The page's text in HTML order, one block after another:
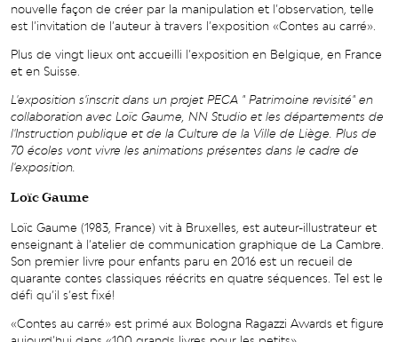
nouvelle façon de créer par la manipulation et l’observation, telle
est l’invitation de l’auteur à travers l’exposition «Contes au carré».
Plus de vingt lieux ont accueilli l’exposition en Belgique, en France
et en Suisse.
L'exposition s'inscrit dans un projet PECA " Patrimoine revisité" en
collaboration avec Loïc Gaume, NN Studio et les départements de
l'Instruction publique et de la Culture de la Ville de Liège. Plus de
70 écoles vont vivre les animations présentes dans le cadre de
l'exposition.
Loïc Gaume
Loïc Gaume (1983, France) vit à Bruxelles, est auteur-illustrateur et
enseignant à l’atelier de communication graphique de La Cambre.
Son premier livre pour enfants paru en 2016 est un recueil de
quarante contes classiques réécrits en quatre séquences. Tel est le
défi qu’il s’est fixé!
«Contes au carré» est primé aux Bologna Ragazzi Awards et figure